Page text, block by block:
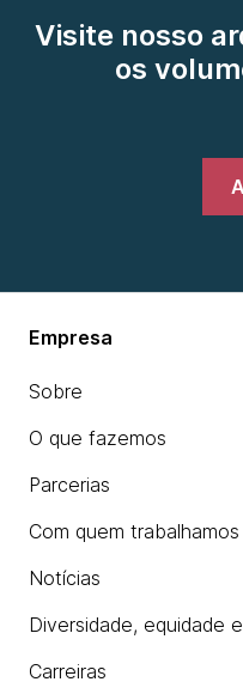
Visite nosso
os
Empresa
Sobre
O que fazemos
Parcerias
Com quem trabalhamos
Notícias
Diversidade, equidade
Carreiras